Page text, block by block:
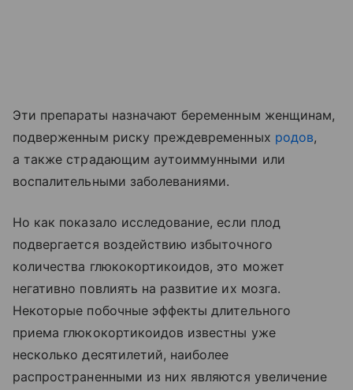
Эти препараты назначают беременным женщинам,
подверженным риску преждевременных родов,
а также страдающим аутоиммунными или
воспалительными заболеваниями.
Но как показало исследование, если плод
подвергается воздействию избыточного
количества глюкокортикоидов, это может
негативно повлиять на развитие их мозга.
Некоторые побочные эффекты длительного
приема глюкокортикоидов известны уже
несколько десятилетий, наиболее
распространенными из них являются увеличение